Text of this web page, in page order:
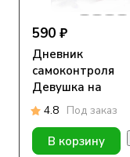
590 ₽
Дневник
самоконтроля
Девушка на
велосипеде
4.8 Под заказ
В корзину